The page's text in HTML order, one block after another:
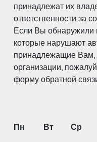
принадлежат их
ответственности за
Если Вы обнаружили
которые нарушают
принадлежащие
организации,
форму обратной
Пн Вт Ср